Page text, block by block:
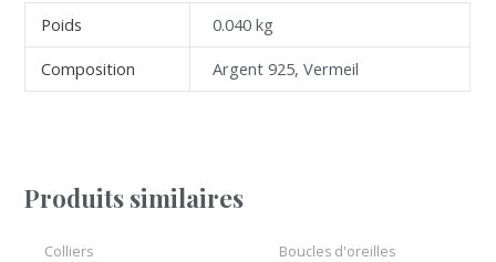
Poids
0.040 kg
Composition
Argent 925, Vermeil
Produits similaires
Colliers Boucles d'oreilles